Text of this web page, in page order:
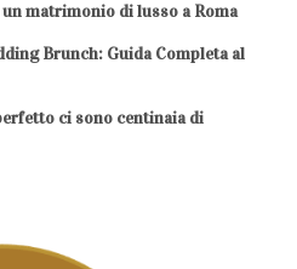
matrimonio di lusso a Roma
Brunch: Guida Completa al
ci sono centinaia di